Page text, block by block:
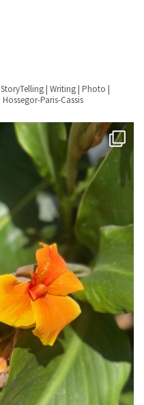
StoryTelling | Writing | Photo |
Hossegor-Paris-Cassis